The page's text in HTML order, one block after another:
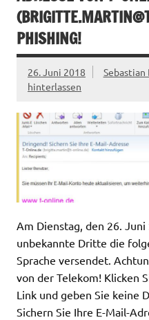
(
PHISHING!
26. Juni 2018 Sebastian
hinterlassen
Am Dienstag, den 26.
unbekannte Dritte die
Sprache versendet.
von der Telekom! Klicken
Link und geben Sie keine
Sichern Sie Ihre E-Mail-